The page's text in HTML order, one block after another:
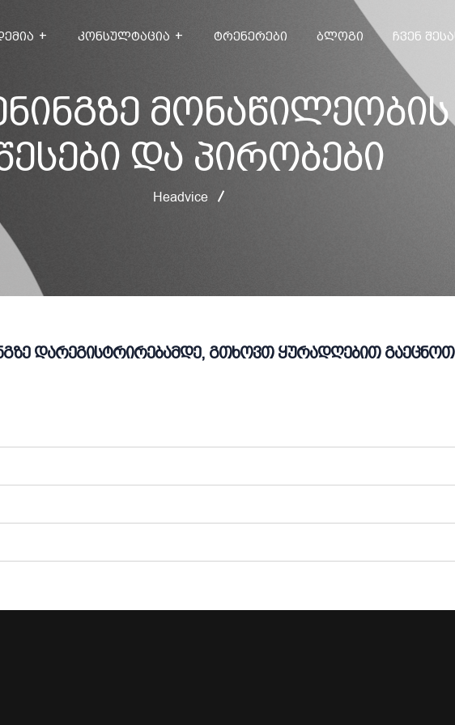
ᲙᲝᲜᲡᲣᲚᲢᲐᲪᲘᲐ ᲢᲠᲔᲜᲔᲠᲔᲑᲘ ᲑᲚᲝᲒᲘ ᲩᲕᲔᲜ
მონაწილეობის
და პირობები
Headvice
დარეგისტრირებამდე, გთხოვთ ყურადღებით გაეცნოთ